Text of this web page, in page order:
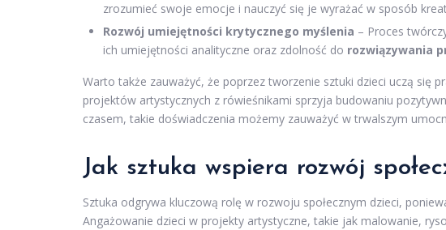
zrozumieć swoje emocje i nauczyć się je wyrażać w sposób
Rozwój umiejętności krytycznego myślenia – Proces
ich umiejętności analityczne oraz zdolność do rozwiązywania
Warto także zauważyć, że poprzez tworzenie sztuki dzieci uczą się
projektów artystycznych z rówieśnikami sprzyja budowaniu
czasem, takie doświadczenia możemy zauważyć w trwalszym
Jak sztuka wspiera rozwój
Sztuka odgrywa kluczową rolę w rozwoju społecznym dzieci,
Angażowanie dzieci w projekty artystyczne, takie jak malowanie,